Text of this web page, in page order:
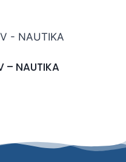
– NAUTIKA